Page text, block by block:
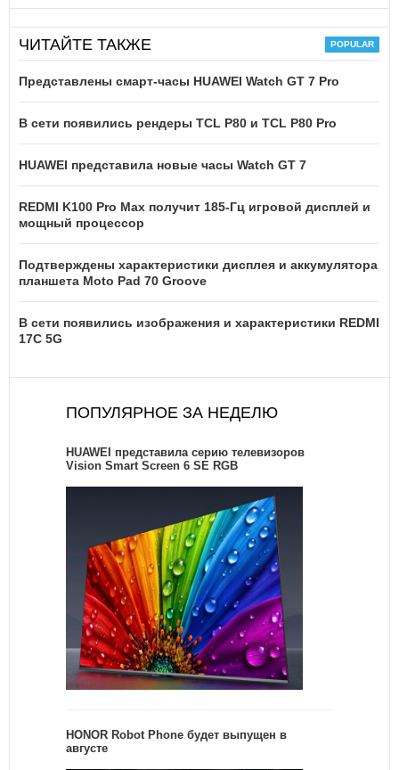
ЧИТАЙТЕ ТАКЖЕ
Представлены смарт-часы HUAWEI Watch GT 7 Pro
В сети появились рендеры TCL P80 и TCL P80 Pro
HUAWEI представила новые часы Watch GT 7
REDMI K100 Pro Max получит 185-Гц игровой дисплей и
мощный процессор
Подтверждены характеристики дисплея и аккумулятора
планшета Moto Pad 70 Groove
В сети появились изображения и характеристики REDMI
17C 5G
ПОПУЛЯРНОЕ ЗА НЕДЕЛЮ
HUAWEI представила серию телевизоров
Vision Smart Screen 6 SE RGB
HONOR Robot Phone будет выпущен в
августе